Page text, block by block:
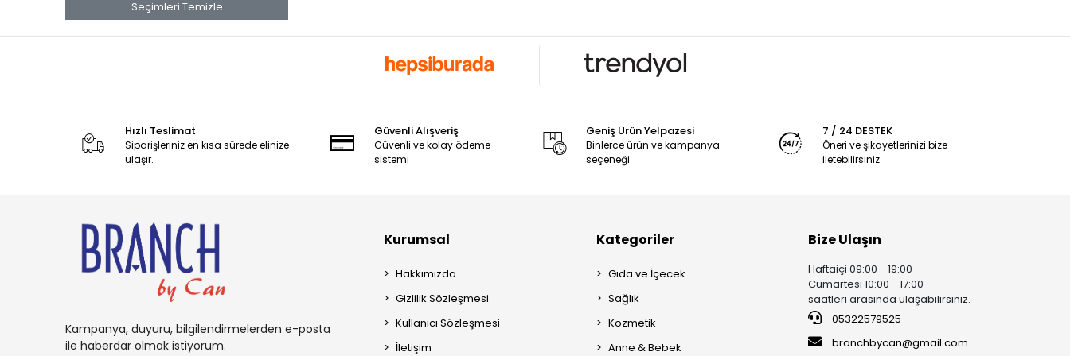
banana
Banana Boat
bluey
BURT'S
Cadbury
CARAMİA
Seçimleri Temizle
Hızlı Teslimat
Siparişleriniz en kısa sürede elinize
ulaşır.
Güvenli Alışveriş
Güvenli ve kolay ödeme
sistemi
Geniş Ürün Yelpazesi
Binlerce ürün ve kampanya
seçeneği
7 / 24 DESTEK
Öneri ve şikayetlerinizi bize
iletebilirsiniz.
Kampanya, duyuru, bilgilendirmelerden e-posta
ile haberdar olmak istiyorum.
Kurumsal
Hakkımızda
Gizlilik Sözleşmesi
Kullanıcı Sözleşmesi
İletişim
Kategoriler
Gıda ve İçecek
Sağlık
Kozmetik
Anne & Bebek
Bize Ulaşın
Haftaiçi 09:00 - 19:00
Cumartesi 10:00 - 17:00
saatleri arasında ulaşabilirsiniz.
05322579525
branchbycan@gmail.com